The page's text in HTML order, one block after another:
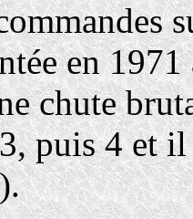
en
chute
puis 4 et